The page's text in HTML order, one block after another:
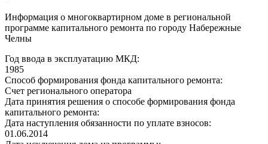
Информация о многоквартирном доме в региональной
программе капитального ремонта по городу Набережные
Челны
Год ввода в эксплуатацию МКД:
1985
Способ формирования фонда капитального ремонта:
Счет регионального оператора
Дата принятия решения о способе формирования фонда
капитального ремонта:
Дата наступления обязанности по уплате взносов:
01.06.2014